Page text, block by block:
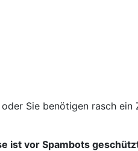
Sie benötigen rasch ein
ist vor Spambots